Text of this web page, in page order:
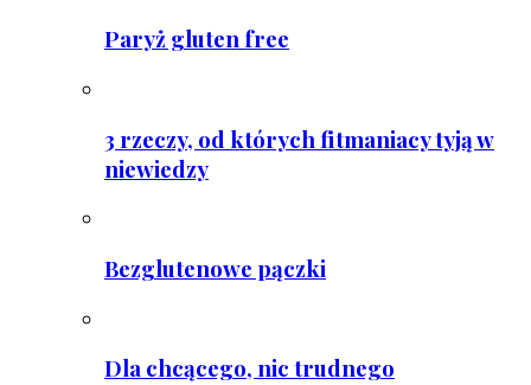
Paryż gluten free
3 rzeczy, od których fitmaniacy tyją w
niewiedzy
Bezglutenowe pączki
Dla chcącego, nic trudnego